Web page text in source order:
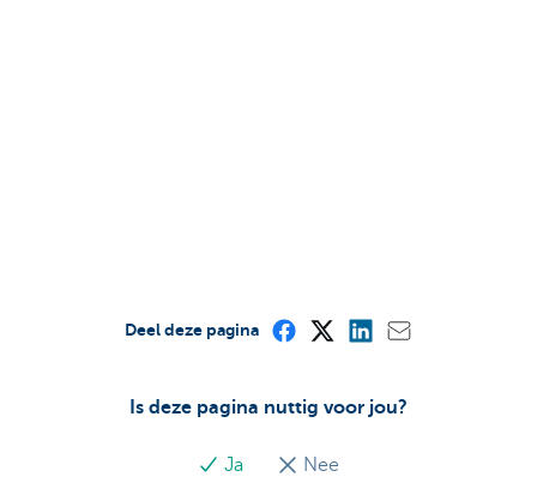
Is deze pagina nuttig voor jou?
Ja Nee
Deel deze pagina